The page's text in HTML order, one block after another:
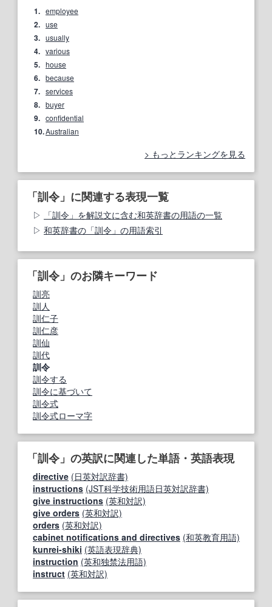
1. employee
2. use
3. usually
4. various
5. house
6. because
7. services
8. buyer
9. confidential
10.Australian
もっとランキングを見る
「訓令」に関連する表現一覧
「訓令」を解説文に含む和英辞書の用語の一覧
和英辞書の「訓令」の用語索引
「訓令」のお隣キーワード
訓亮
訓人
訓仁子
訓仁彦
訓仙
訓代
訓令
訓令する
訓令に基づいて
訓令式
訓令式ローマ字
「訓令」の英訳に関連した単語・英語表現
directive (日英対訳辞書)
instructions (JST科学技術用語日英対訳辞書)
give instructions (英和対訳)
give orders (英和対訳)
orders (英和対訳)
cabinet notifications and directives (和英教育用語)
kunrei-shiki (英語表現辞典)
instruction (英和独禁法用語)
instruct (英和対訳)